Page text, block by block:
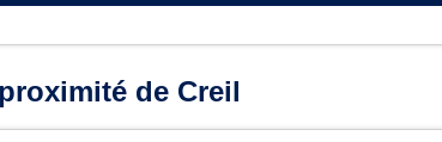
de Creil